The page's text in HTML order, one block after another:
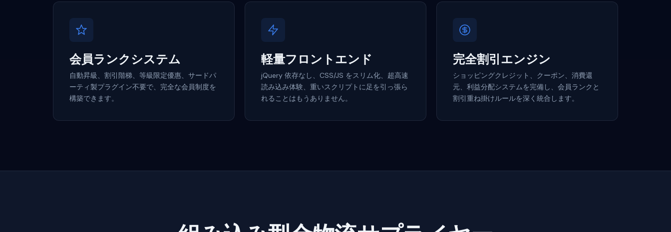
会員ランクシステム
自動昇級、割引階梯、等級限定優惠、サードパ
ーティ製プラグイン不要で、完全な会員制度を
構築できます。
軽量フロントエンド
jQuery 依存なし、CSS/JS をスリム化、超高速
読み込み体験、重いスクリプトに足を引っ張ら
れることはもうありません。
完全割引エンジン
ショッピングクレジット、クーポン、消費還
元、利益分配システムを完備し、会員ランクと
割引重ね掛けルールを深く統合します。